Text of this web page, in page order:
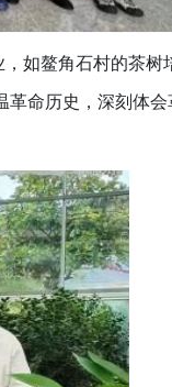
如鳌角石村的茶
命历史，深刻体